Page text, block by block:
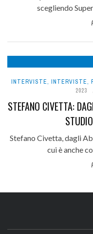
scegliendo
INTERVISTE, INTERVISTE,
2023
STEFANO CIVETTA:
Stefano Civetta, dagli
cui è anche